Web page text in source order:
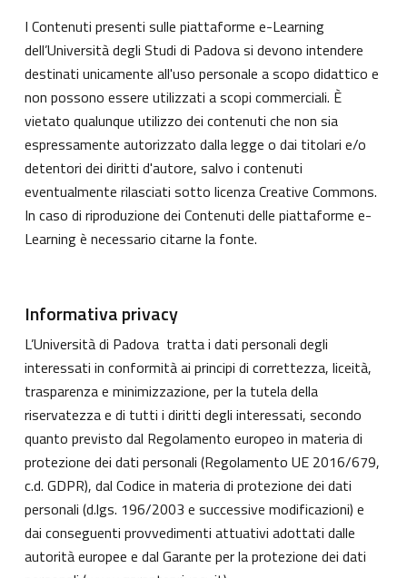
I Contenuti presenti sulle piattaforme e-Learning
dell’Università degli Studi di Padova si devono intendere
destinati unicamente all'uso personale a scopo didattico e
non possono essere utilizzati a scopi commerciali. È
vietato qualunque utilizzo dei contenuti che non sia
espressamente autorizzato dalla legge o dai titolari e/o
detentori dei diritti d'autore, salvo i contenuti
eventualmente rilasciati sotto licenza Creative Commons.
In caso di riproduzione dei Contenuti delle piattaforme e-
Learning è necessario citarne la fonte.
Informativa privacy
L’Università di Padova tratta i dati personali degli
interessati in conformità ai principi di correttezza, liceità,
trasparenza e minimizzazione, per la tutela della
riservatezza e di tutti i diritti degli interessati, secondo
quanto previsto dal Regolamento europeo in materia di
protezione dei dati personali (Regolamento UE 2016/679,
c.d. GDPR), dal Codice in materia di protezione dei dati
personali (d.lgs. 196/2003 e successive modificazioni) e
dai conseguenti provvedimenti attuativi adottati dalle
autorità europee e dal Garante per la protezione dei dati